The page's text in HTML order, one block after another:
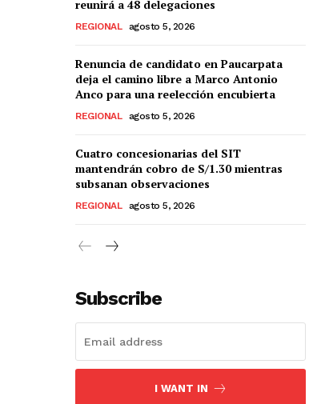
reunirá a 48 delegaciones
REGIONAL agosto 5, 2026
Renuncia de candidato en Paucarpata
deja el camino libre a Marco Antonio
Anco para una reelección encubierta
REGIONAL agosto 5, 2026
Cuatro concesionarias del SIT
mantendrán cobro de S/1.30 mientras
subsanan observaciones
REGIONAL agosto 5, 2026
Subscribe
I WANT IN